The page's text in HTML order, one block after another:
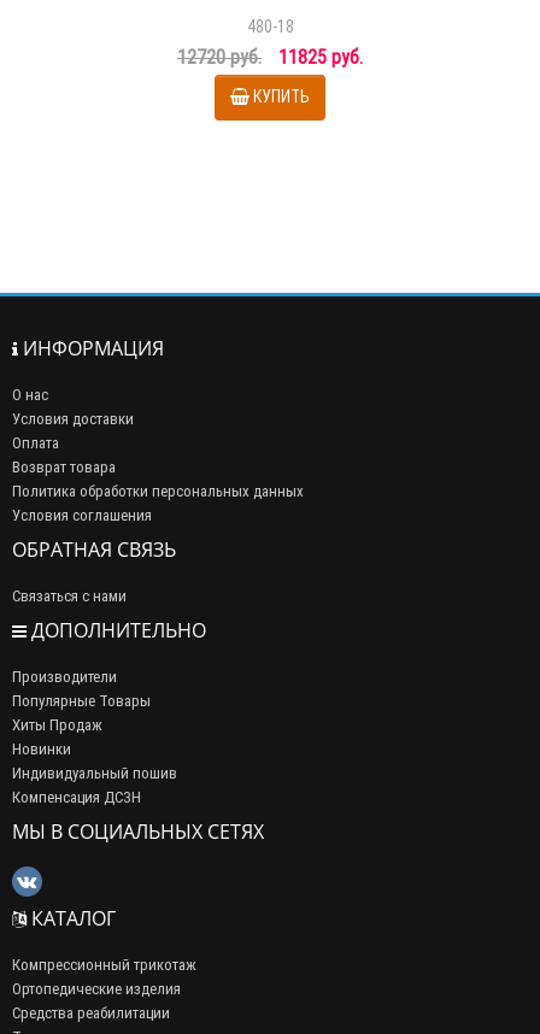
480-18
12720 руб. 11825 руб.
КУПИТЬ
ИНФОРМАЦИЯ
О нас
Условия доставки
Оплата
Возврат товара
Политика обработки персональных данных
Условия соглашения
ОБРАТНАЯ СВЯЗЬ
Связаться с нами
ДОПОЛНИТЕЛЬНО
Производители
Популярные Товары
Хиты Продаж
Новинки
Индивидуальный пошив
Компенсация ДСЗН
МЫ В СОЦИАЛЬНЫХ СЕТЯХ
КАТАЛОГ
Компрессионный трикотаж
Ортопедические изделия
Средства реабилитации